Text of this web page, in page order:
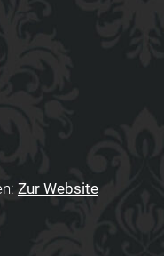
Zur Website